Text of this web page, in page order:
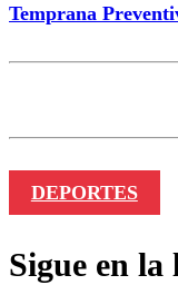
Temprana
DEPORTES
Sigue en